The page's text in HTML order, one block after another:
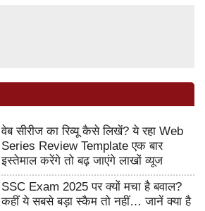
वेब सीरीज का रिव्यू कैसे लिखें? ये रहा Web
Series Review Template एक बार
इस्तेमाल करेंगे तो बढ़ जाएंगे लाखों व्यूज
SSC Exam 2025 पर क्यों मचा है बवाल?
कहीं ये सबसे बड़ा स्कैम तो नहीं… जानें क्या है